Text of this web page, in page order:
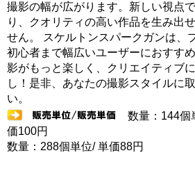
撮影の幅が広がります。新しい視点
り、クオリティの高い作品を生み出
せん。 スケルトンスパークガンは、
初心者まで幅広いユーザーにおすす
影がもっと楽しく、クリエイティブ
し！是非、あなたの撮影スタイルに
い。
数量：144個
価100円
数量：288個単位/ 単価88円